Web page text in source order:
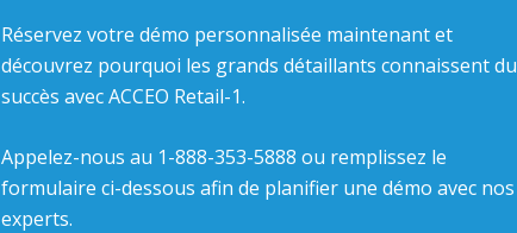
Réservez votre démo personnalisée maintenant et
découvrez pourquoi les grands détaillants connaissent du
succès avec ACCEO Retail-1.
Appelez-nous au 1-888-353-5888 ou remplissez le
formulaire ci-dessous afin de planifier une démo avec nos
experts.